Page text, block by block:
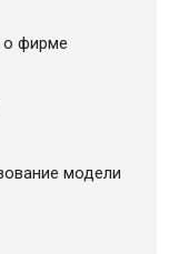
о фирме
модели